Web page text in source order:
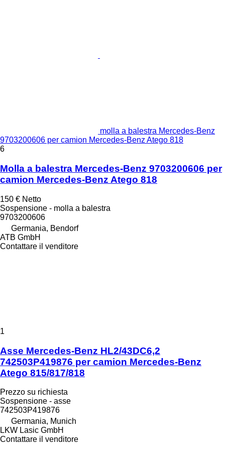
molla a balestra Mercedes-Benz
9703200606 per camion Mercedes-Benz Atego 818
6
Molla a balestra Mercedes-Benz 9703200606 per
camion Mercedes-Benz Atego 818
150 € Netto
Sospensione - molla a balestra
9703200606
Germania, Bendorf
ATB GmbH
Contattare il venditore
1
Asse Mercedes-Benz HL2/43DC6,2
742503P419876 per camion Mercedes-Benz
Atego 815/817/818
Prezzo su richiesta
Sospensione - asse
742503P419876
Germania, Munich
LKW Lasic GmbH
Contattare il venditore